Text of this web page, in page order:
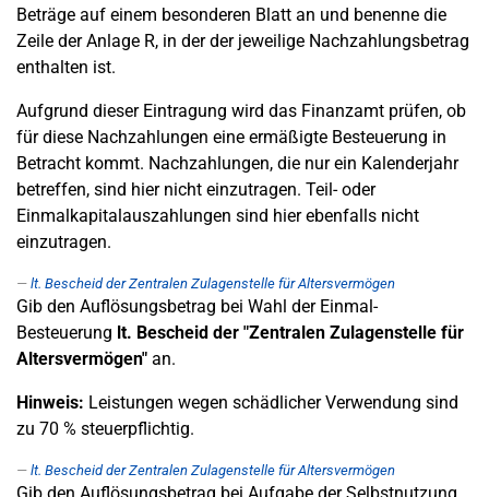
Beträge auf einem besonderen Blatt an und benenne die
Zeile der Anlage R, in der der jeweilige Nachzahlungsbetrag
enthalten ist.
Aufgrund dieser Eintragung wird das Finanzamt prüfen, ob
für diese Nachzahlungen eine ermäßigte Besteuerung in
Betracht kommt. Nachzahlungen, die nur ein Kalenderjahr
betreffen, sind hier nicht einzutragen. Teil- oder
Einmalkapitalauszahlungen sind hier ebenfalls nicht
einzutragen.
lt. Bescheid der Zentralen Zulagenstelle für Altersvermögen
Gib den Auflösungsbetrag bei Wahl der Einmal-
Besteuerung lt. Bescheid der "Zentralen Zulagenstelle für
Altersvermögen" an.
Hinweis: Leistungen wegen schädlicher Verwendung sind
zu 70 % steuerpflichtig.
lt. Bescheid der Zentralen Zulagenstelle für Altersvermögen